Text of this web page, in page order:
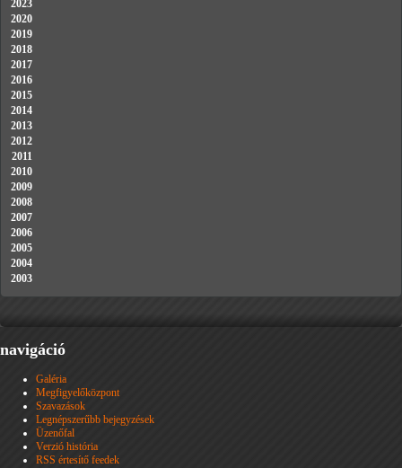
2023
2020
2019
2018
2017
2016
2015
2014
2013
2012
2011
2010
2009
2008
2007
2006
2005
2004
2003
navigáció
Galéria
Megfigyelőközpont
Szavazások
Legnépszerűbb bejegyzések
Üzenőfal
Verzió história
RSS értesítő feedek